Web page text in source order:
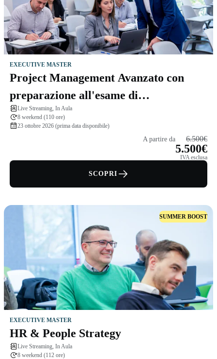
EXECUTIVE MASTER
Project Management Avanzato con
preparazione all'esame di
certificazione PMP®
Live Streaming, In Aula
8 weekend (110 ore)
23 ottobre 2026 (prima data disponibile)
A partire da 6.500€
5.500€
IVA esclusa
SCOPRI
SUMMER BOOST
EXECUTIVE MASTER
HR & People Strategy
Live Streaming, In Aula
8 weekend (112 ore)